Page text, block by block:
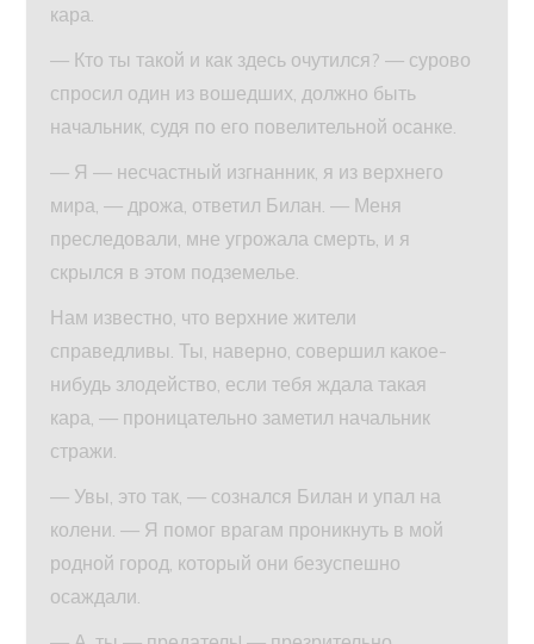
кара.
— Кто ты такой и как здесь очутился? — сурово
спросил один из вошедших, должно быть
начальник, судя по его повелительной осанке.
— Я — несчастный изгнанник, я из верхнего
мира, — дрожа, ответил Билан. — Меня
преследовали, мне угрожала смерть, и я
скрылся в этом подземелье.
Нам известно, что верхние жители
справедливы. Ты, наверно, совершил какое-
нибудь злодейство, если тебя ждала такая
кара, — проницательно заметил начальник
стражи.
— Увы, это так, — сознался Билан и упал на
колени. — Я помог врагам проникнуть в мой
родной город, который они безуспешно
осаждали.